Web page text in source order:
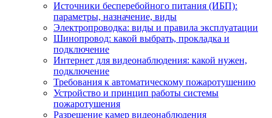
Источники бесперебойного питания (ИБП):
параметры, назначение, виды
Электропроводка: виды и правила эксплуатации
Шинопровод: какой выбрать, прокладка и
подключение
Интернет для видеонаблюдения: какой нужен,
подключение
Требования к автоматическому пожаротушению
Устройство и принцип работы системы
пожаротушения
Разрешение камер видеонаблюдения